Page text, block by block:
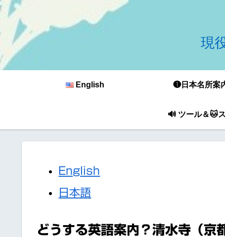
現
English ❶日本名所案
🔊 ツール＆🐱
English
日本語
どうする英語案内？清水寺（